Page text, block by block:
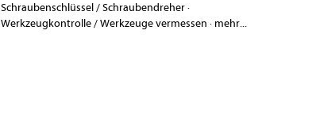
Schraubenschlüssel / Schraubendreher·
Werkzeugkontrolle / Werkzeuge vermessen · mehr...